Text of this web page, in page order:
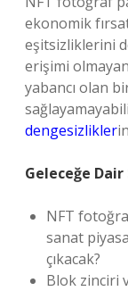
ekonomik
eşitsizliklerini
erişimi
yabancı olan
dengesizlikler
Geleceğe
NFT
sanat
çıkacak?
Blok zinciri